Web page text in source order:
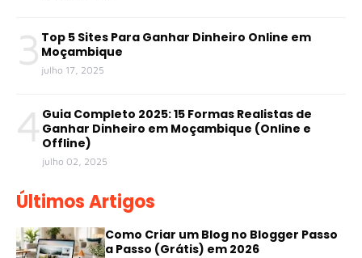
3 Top 5 Sites Para Ganhar Dinheiro Online em
Moçambique
julho 17, 2025
4 Guia Completo 2025: 15 Formas Realistas de
Ganhar Dinheiro em Moçambique (Online e
Offline)
julho 02, 2025
Últimos Artigos
Como Criar um Blog no Blogger Passo
a Passo (Grátis) em 2026